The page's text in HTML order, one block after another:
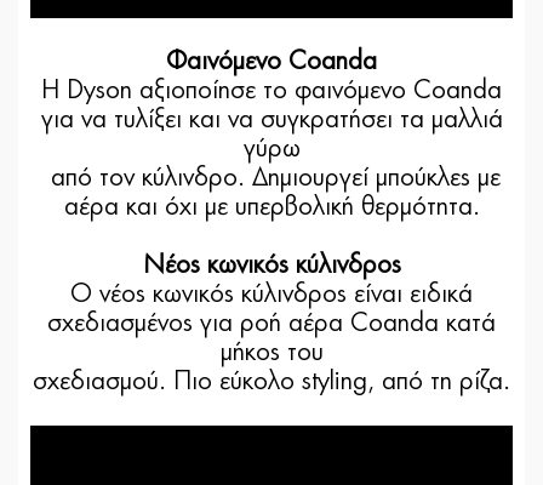
Φαινόμενο Coanda
Η Dyson αξιοποίησε το φαινόμενο Coanda
για να τυλίξει και να συγκρατήσει τα μαλλιά
γύρω
από τον κύλινδρο. Δημιουργεί μπούκλες με
αέρα και όχι με υπερβολική θερμότητα.
Νέος κωνικός κύλινδρος
Ο νέος κωνικός κύλινδρος είναι ειδικά
σχεδιασμένος για ροή αέρα Coanda κατά
μήκος του
σχεδιασμού. Πιο εύκολο styling, από τη ρίζα.